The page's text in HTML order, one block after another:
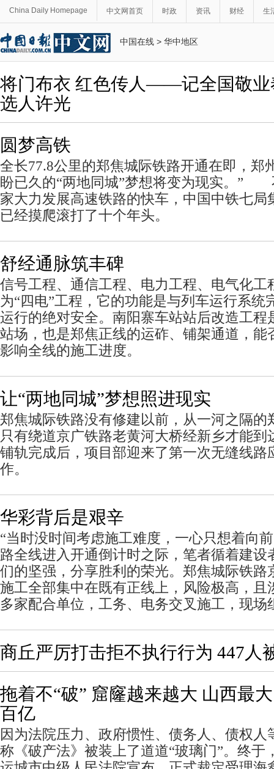
China Daily Homepage 中文网首页 时政 资讯 财经 生
中国在线 > 华中地区
将门布衣 红色传人——记全国敬业
选人许光
圆梦高铁
全长77.8公里的郑焦城际铁路开通在即，郑
盼已久的“两地同城”梦想将变为现实。”
家大力发展高速铁路的快车，中国中铁七局
已经摸爬滚打了十个年头。
舒经通脉筑丰碑
信号工程、通信工程、电力工程、电气化工
为“四电”工程，它的功能是与列车运行系统
运行的绝对安全。南阳寨车站站后改造工程
站场，也是郑焦正线的运砟、铺架通道，能
影响全线的施工进度。
让“两地同城”梦想照进现实
郑焦城际铁路没有修建以前，从一河之隔的
只有绕道京广铁路老黄河大桥经新乡才能到
铺轨完成后，项目部迎来了第一次无缝线路
作。
华彩背后是艰辛
“当时没时间考虑施工难度，一心只想着向
路全线进入开通倒计时之际，笔者循着建设
们的坚强，分享胜利的荣光。郑焦城际铁路
施工全部集中在既有正线上，风险极高，且
多家配合单位，工务、电务交叉施工，现场
商丘严厉打击拒不执行行为 447人
拖着不“破” 窟窿越来越大 山西最
百亿
因为法院压力、政府惯性、债务人、债权人
称《破产法》被装上了道道“玻璃门”。终于